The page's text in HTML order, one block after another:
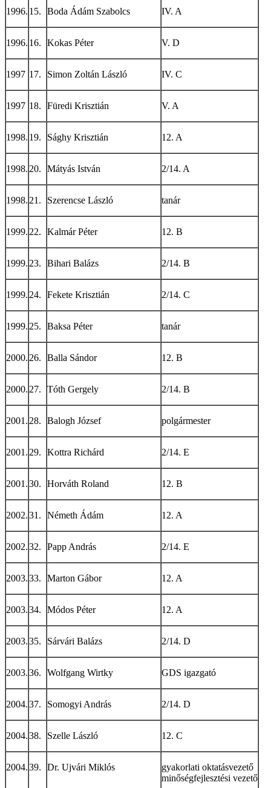
1996. 15. Boda Ádám Szabolcs IV. A
1996. 16. Kokas Péter V. D
1997 17. Simon Zoltán László IV. C
1997 18. Füredi Krisztián V. A
1998. 19. Sághy Krisztián 12. A
1998. 20. Mátyás István 2/14. A
1998. 21. Szerencse László tanár
1999. 22. Kalmár Péter 12. B
1999. 23. Bihari Balázs 2/14. B
1999. 24. Fekete Krisztián 2/14. C
1999. 25. Baksa Péter tanár
2000. 26. Balla Sándor 12. B
2000. 27. Tóth Gergely 2/14. B
2001. 28. Balogh József polgármester
2001. 29. Kottra Richárd 2/14. E
2001.30. Horváth Roland 12. B
2002.31. Németh Ádám 12. A
2002.32. Papp András 2/14. E
2003.33. Marton Gábor 12. A
2003.34. Módos Péter 12. A
2003.35. Sárvári Balázs 2/14. D
2003.36. Wolfgang Wirtky GDS igazgató
2004.37. Somogyi András 2/14. D
2004.38. Szelle László 12. C
2004.39. Dr. Ujvári Miklós
gyakorlati oktatásvezető
minőségfejlesztési vezető